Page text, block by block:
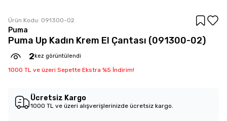
Ürün Kodu: 091300-02
Puma
Puma Up Kadın Krem El Çantası (091300-02)
2 kez görüntülendi
1000 TL ve üzeri Sepette Ekstra %5 İndirim!
Ücretsiz Kargo
1000 TL ve üzeri alışverişlerinizde ücretsiz kargo.